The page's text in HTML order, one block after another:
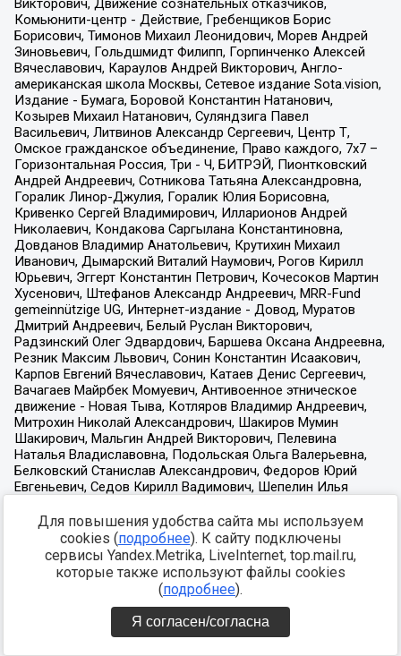
Для повышения удобства сайта мы используем
cookies (подробнее). К сайту подключены
сервисы Yandex.Metrika, LiveInternet, top.mail.ru,
которые также используют файлы cookies
(подробнее).
Я согласен/согласна